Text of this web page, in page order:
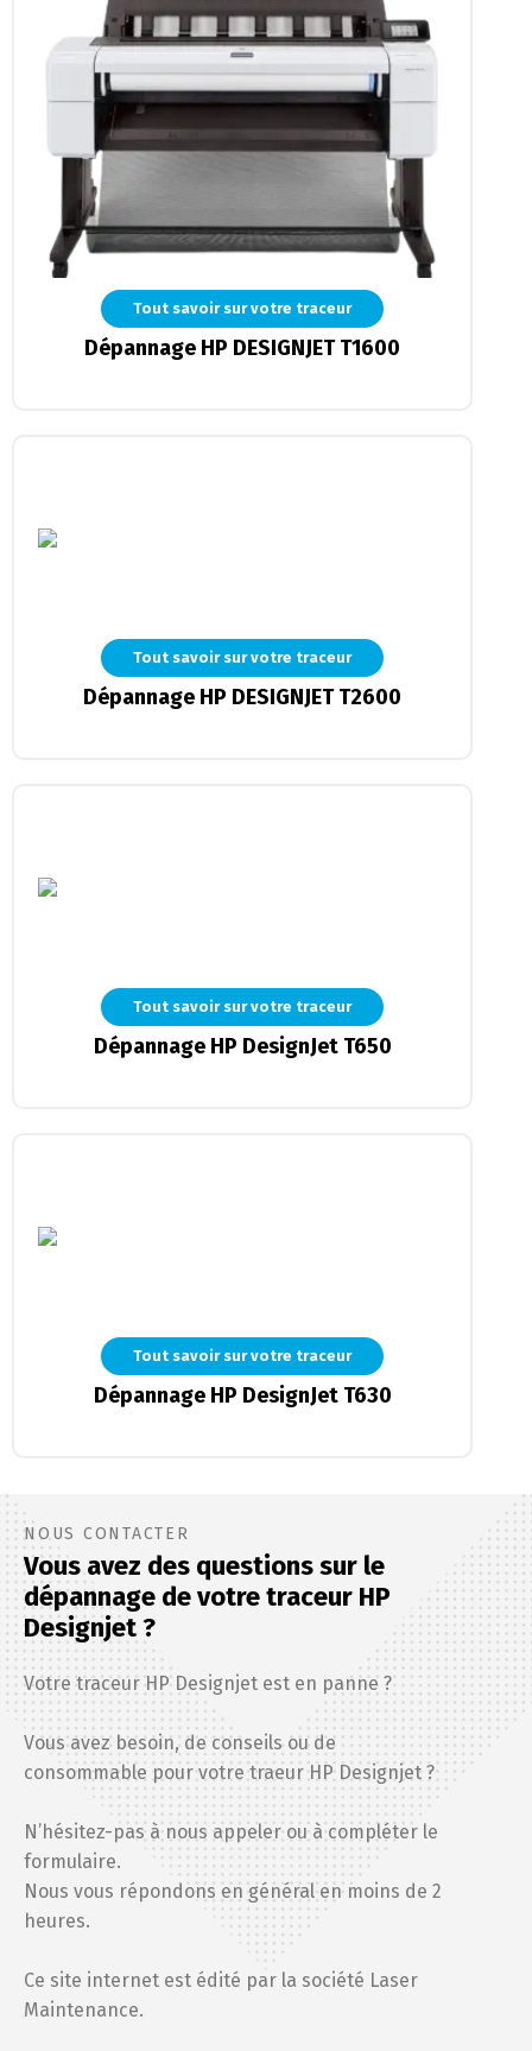
Tout savoir sur votre traceur
Dépannage HP DESIGNJET T1600
Tout savoir sur votre traceur
Dépannage HP DESIGNJET T2600
Tout savoir sur votre traceur
Dépannage HP DesignJet T650
Tout savoir sur votre traceur
Dépannage HP DesignJet T630
NOUS CONTACTER
Vous avez des questions sur le
dépannage de votre traceur HP
Designjet ?
Votre traceur HP Designjet est en panne ?
Vous avez besoin, de conseils ou de
consommable pour votre traeur HP Designjet ?
N’hésitez-pas à nous appeler ou à compléter le
formulaire.
Nous vous répondons en général en moins de 2
heures.
Ce site internet est édité par la société Laser
Maintenance.